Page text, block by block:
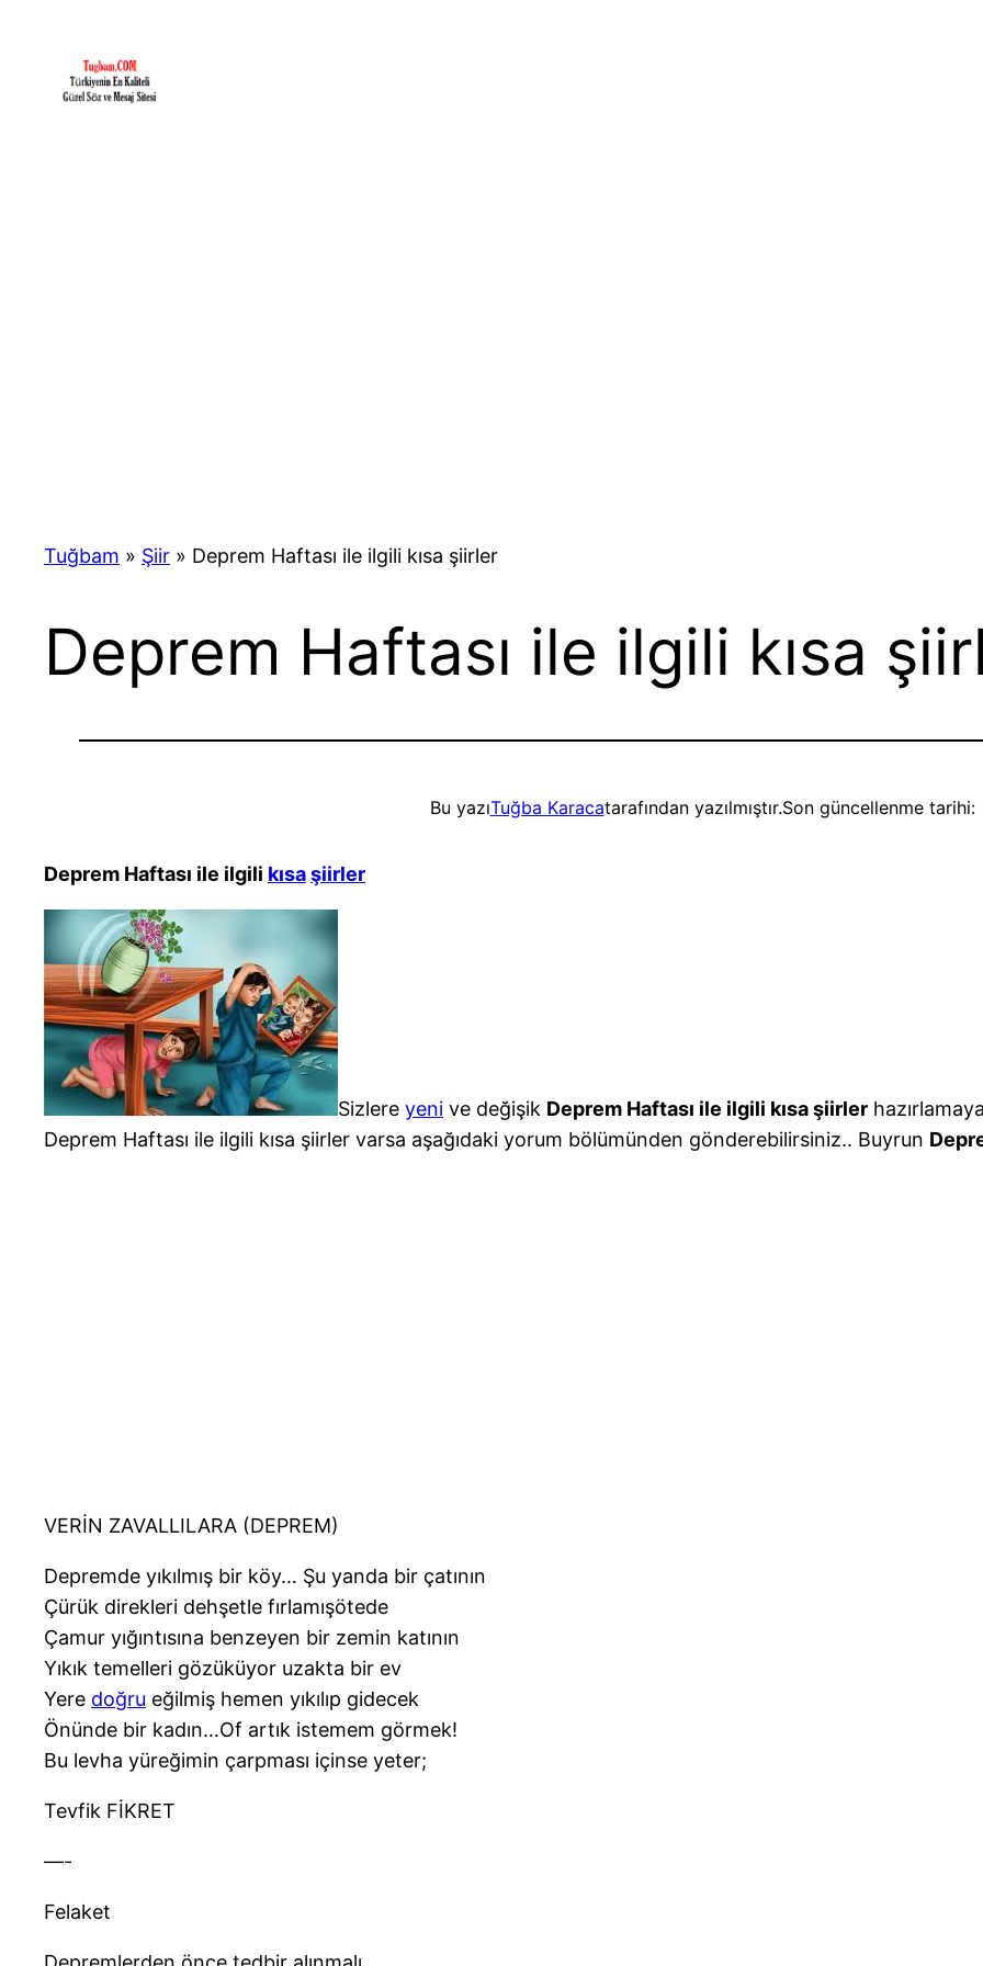
Tuğbam » Şiir » Deprem Haftası ile ilgili kısa şiirler
Deprem Haftası ile ilgili kısa
Bu yazıTuğba Karacatarafından yazılmıştır.Son güncellenme tarihi:
Deprem Haftası ile ilgili kısaşiirler
Sizlere yeni ve değişik Deprem Haftası ile ilgili kısa şiirler
Deprem Haftası ile ilgili kısa şiirler varsa aşağıdaki yorum bölümünden gönderebilirsiniz.. Buyrun
VERİN ZAVALLILARA (DEPREM)
Depremde yıkılmış bir köy… Şu yanda bir çatının
Çürük direkleri dehşetle fırlamışötede
Çamur yığıntısına benzeyen bir zemin katının
Yıkık temelleri gözüküyor uzakta bir ev
Yere doğru eğilmiş hemen yıkılıp gidecek
Önünde bir kadın…Of artık istemem görmek!
Bu levha yüreğimin çarpması içinse yeter;
Tevfik FİKRET
—-
Felaket